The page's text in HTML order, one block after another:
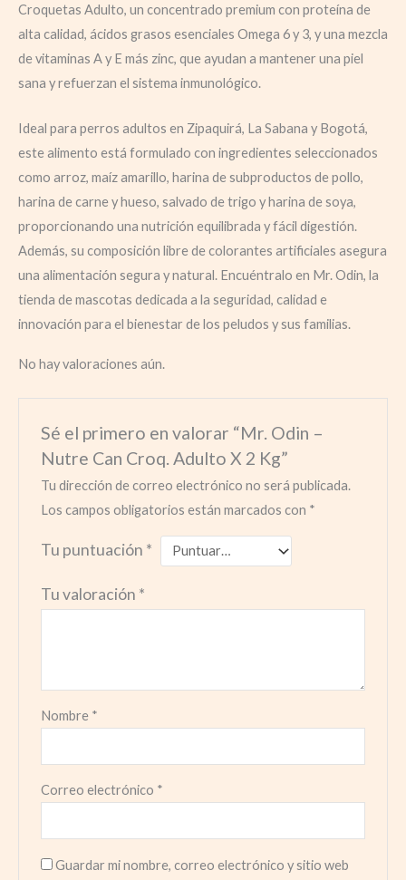
Croquetas Adulto, un concentrado premium con proteína de
alta calidad, ácidos grasos esenciales Omega 6 y 3, y una mezcla
de vitaminas A y E más zinc, que ayudan a mantener una piel
sana y refuerzan el sistema inmunológico.
Ideal para perros adultos en Zipaquirá, La Sabana y Bogotá,
este alimento está formulado con ingredientes seleccionados
como arroz, maíz amarillo, harina de subproductos de pollo,
harina de carne y hueso, salvado de trigo y harina de soya,
proporcionando una nutrición equilibrada y fácil digestión.
Además, su composición libre de colorantes artificiales asegura
una alimentación segura y natural. Encuéntralo en Mr. Odin, la
tienda de mascotas dedicada a la seguridad, calidad e
innovación para el bienestar de los peludos y sus familias.
No hay valoraciones aún.
Sé el primero en valorar “Mr. Odin –
Nutre Can Croq. Adulto X 2 Kg”
Tu dirección de correo electrónico no será publicada.
Los campos obligatorios están marcados con *
Tu puntuación *
Tu valoración *
Nombre *
Correo electrónico *
Guardar mi nombre, correo electrónico y sitio web